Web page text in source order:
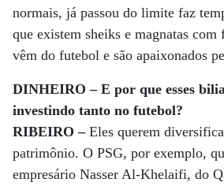
normais, já passou do limite faz
que existem sheiks e magnatas com
vêm do futebol e são apaixonados
DINHEIRO – E por que esses
investindo tanto no futebol?
RIBEIRO –Eles querem
patrimônio. O PSG, por exemplo,
empresário Nasser Al-Khelaifi, do